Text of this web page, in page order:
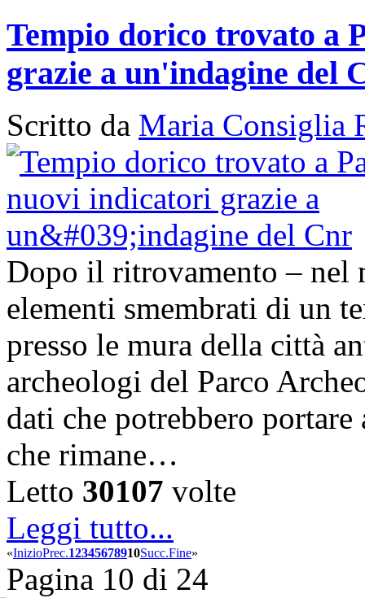
Tempio dorico trovato a
grazie a un'indagine del
Scritto da Maria Consiglia
Dopo il ritrovamento – nel
elementi smembrati di un
presso le mura della città
archeologi del Parco
dati che potrebbero
che rimane…
Letto 30107 volte
Leggi tutto...
«InizioPrec.12345678910Succ.Fine»
Pagina 10 di 24